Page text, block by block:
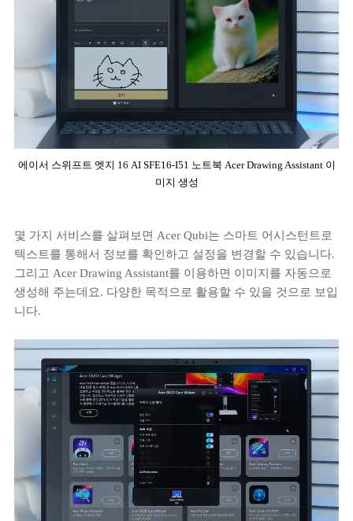
에이서 스위프트 엣지 16 AI SFE16-I51 노트북 Acer Drawing Assistant 이
미지 생성
몇 가지 서비스를 살펴보면 Acer Qubi는 스마트 어시스턴트로
텍스트를 통해서 정보를 확인하고 설정을 변경할 수 있습니다.
그리고 Acer Drawing Assistant를 이용하면 이미지를 자동으로
생성해 주는데요. 다양한 목적으로 활용할 수 있을 것으로 보입
니다.